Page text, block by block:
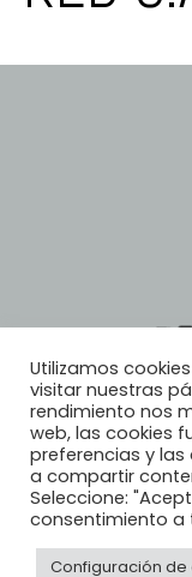
Utilizamos
visitar nuestras
rendimiento nos
web, las cookies
preferencias y
a compartir
Seleccione:
consentimiento a
Configuración de